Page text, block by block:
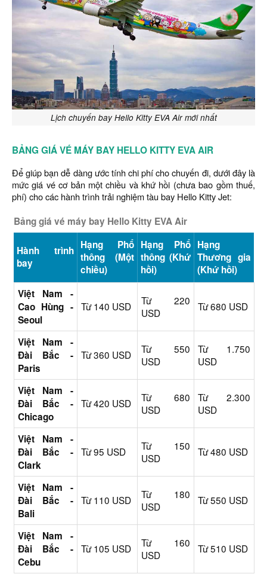
Lịch chuyến bay Hello Kitty EVA Air mới nhất
BẢNG GIÁ VÉ MÁY BAY HELLO KITTY EVA AIR
Để giúp bạn dễ dàng ước tính chi phí cho chuyến đi, dưới đây là
mức giá vé cơ bản một chiều và khứ hồi (chưa bao gồm thuế,
phí) cho các hành trình trải nghiệm tàu bay Hello Kitty Jet:
Bảng giá vé máy bay Hello Kitty EVA Air
Hành trình
bay
Hạng Phổ
thông (Một
chiều)
Hạng Phổ
thông (Khứ
hồi)
Hạng
Thương gia
(Khứ hồi)
Việt Nam -
Cao Hùng -
Seoul
Từ 140 USD
Từ 220
USD
Từ 680 USD
Việt Nam -
Đài Bắc -
Paris
Từ 360 USD
Từ 550
USD
Từ 1.750
USD
Việt Nam -
Đài Bắc -
Chicago
Từ 420 USD
Từ 680
USD
Từ 2.300
USD
Việt Nam -
Đài Bắc -
Clark
Từ 95 USD
Từ 150
USD
Từ 480 USD
Việt Nam -
Đài Bắc -
Bali
Từ 110 USD
Từ 180
USD
Từ 550 USD
Việt Nam -
Đài Bắc -
Cebu
Từ 105 USD
Từ 160
USD
Từ 510 USD